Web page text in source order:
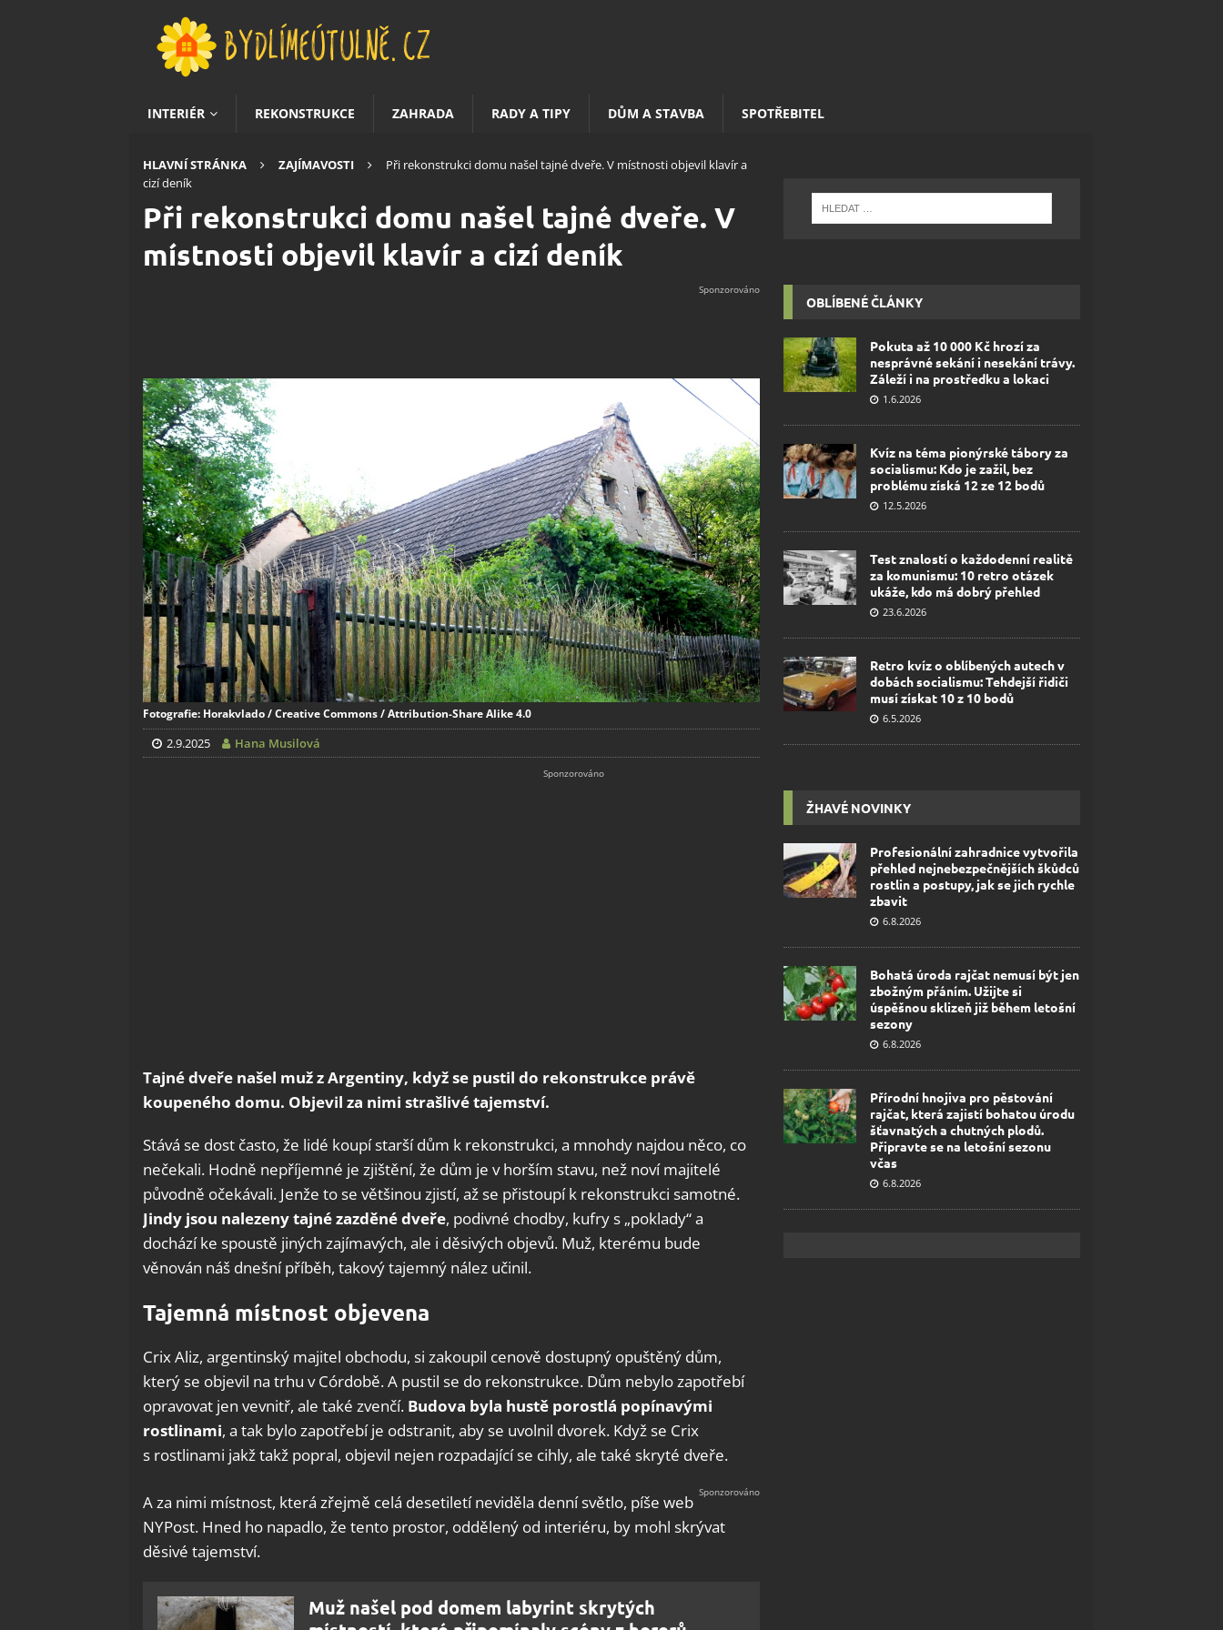
INTERIÉR REKONSTRUKCE ZAHRADA RADY A TIPY DŮM A STAVBA SPOTŘEBITEL
HLAVNÍ STRÁNKA ZAJÍMAVOSTI
Při rekonstrukci domu našel tajné dveře. V místnosti objevil klavír a
cizí deník
Při rekonstrukci domu našel tajné dveře. V
místnosti objevil klavír a cizí deník
Fotografie: Horakvlado / Creative Commons / Attribution-Share Alike 4.0
2.9.2025 Hana Musilová
Tajné dveře našel muž z Argentiny, když se pustil do rekonstrukce právě
koupeného domu. Objevil za nimi strašlivé tajemství.
Stává se dost často, že lidé koupí starší dům k rekonstrukci, a mnohdy najdou něco, co
nečekali. Hodně nepříjemné je zjištění, že dům je v horším stavu, než noví majitelé
původně očekávali. Jenže to se většinou zjistí, až se přistoupí k rekonstrukci samotné.
Jindy jsou nalezeny tajné zazděné dveře, podivné chodby, kufry s „poklady“ a
dochází ke spoustě jiných zajímavých, ale i děsivých objevů. Muž, kterému bude
věnován náš dnešní příběh, takový tajemný nález učinil.
Tajemná místnost objevena
Crix Aliz, argentinský majitel obchodu, si zakoupil cenově dostupný opuštěný dům,
který se objevil na trhu v Córdobě. A pustil se do rekonstrukce. Dům nebylo zapotřebí
opravovat jen vevnitř, ale také zvenčí. Budova byla hustě porostlá popínavými
rostlinami, a tak bylo zapotřebí je odstranit, aby se uvolnil dvorek. Když se Crix
s rostlinami jakž takž popral, objevil nejen rozpadající se cihly, ale také skryté dveře.
A za nimi místnost, která zřejmě celá desetiletí neviděla denní světlo, píše web
NYPost. Hned ho napadlo, že tento prostor, oddělený od interiéru, by mohl skrývat
děsivé tajemství.
Muž našel pod domem labyrint skrytých
OBLÍBENÉ ČLÁNKY
Pokuta až 10 000 Kč hrozí za
nesprávné sekání i nesekání trávy.
Záleží i na prostředku a lokaci
1.6.2026
Kvíz na téma pionýrské tábory za
socialismu: Kdo je zažil, bez
problému získá 12 ze 12 bodů
12.5.2026
Test znalostí o každodenní realitě
za komunismu: 10 retro otázek
ukáže, kdo má dobrý přehled
23.6.2026
Retro kvíz o oblíbených autech v
dobách socialismu: Tehdejší řidiči
musí získat 10 z 10 bodů
6.5.2026
ŽHAVÉ NOVINKY
Profesionální zahradnice vytvořila
přehled nejnebezpečnějších škůdců
rostlin a postupy, jak se jich rychle
zbavit
6.8.2026
Bohatá úroda rajčat nemusí být jen
zbožným přáním. Užijte si
úspěšnou sklizeň již během letošní
sezony
6.8.2026
Přírodní hnojiva pro pěstování
rajčat, která zajistí bohatou úrodu
šťavnatých a chutných plodů.
Připravte se na letošní sezonu
včas
6.8.2026